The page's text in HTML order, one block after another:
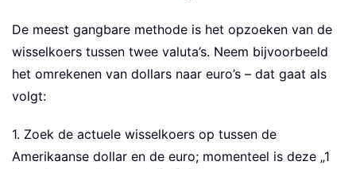
De meest gangbare methode is het opzoeken van de
wisselkoers tussen twee valuta’s. Neem bijvoorbeeld
het omrekenen van dollars naar euro’s – dat gaat als
volgt:
1. Zoek de actuele wisselkoers op tussen de
Amerikaanse dollar en de euro; momenteel is deze „1